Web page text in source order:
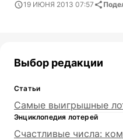
19 ИЮНЯ 2013 07:57
Выбор редакции
Статьи
Самые выигрышные
Энциклопедия лотерей
Счастливые числа: